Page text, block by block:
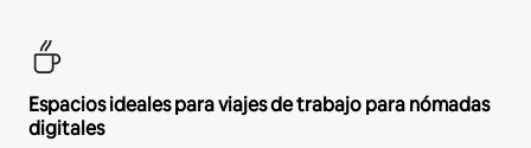
Espacios ideales para viajes de trabajo para nómadas
digitales